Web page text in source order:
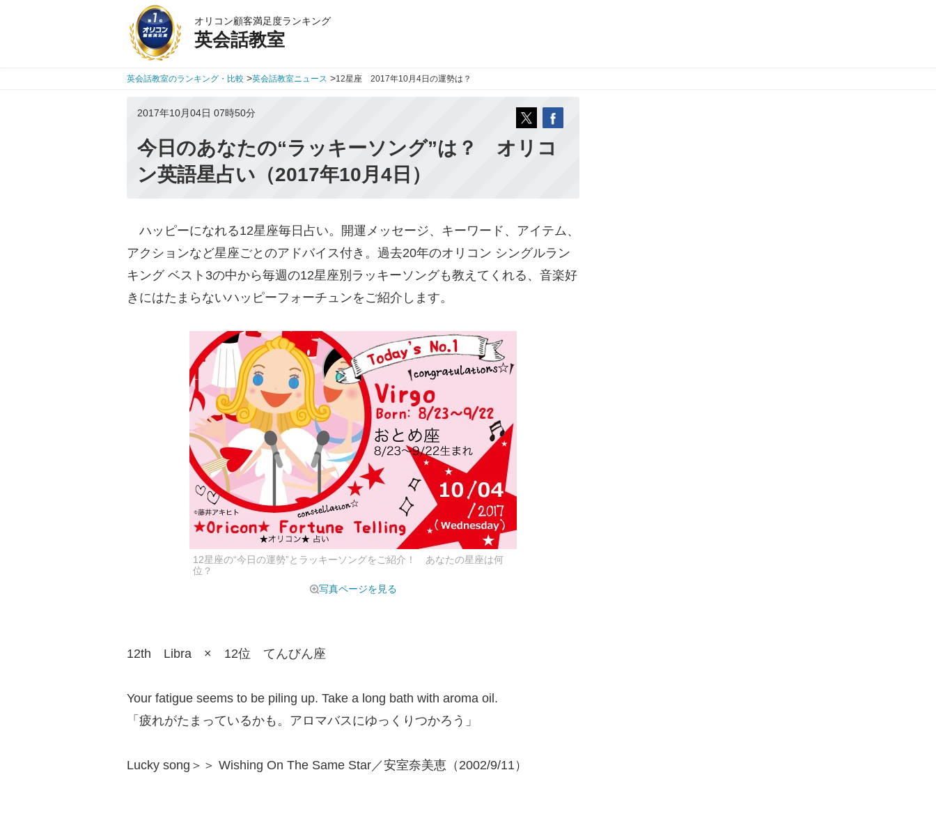
オリコン顧客満足度ランキング
英会話教室
英会話教室のランキング・比較 >英会話教室ニュース >12星座 2017年10月4日の運勢は？
2017年10月04日 07時50分
今日のあなたの“ラッキーソング”は？ オリコ
ン英語星占い（2017年10月4日）
ハッピーになれる12星座毎日占い。開運メッセージ、キーワード、アイテム、
アクションなど星座ごとのアドバイス付き。過去20年のオリコン シングルラン
キング ベスト3の中から毎週の12星座別ラッキーソングも教えてくれる、音楽好
きにはたまらないハッピーフォーチュンをご紹介します。
12星座の“今日の運勢”とラッキーソングをご紹介！ あなたの星座は何
位？
写真ページを見る
12th Libra × 12位 てんびん座
Your fatigue seems to be piling up. Take a long bath with aroma oil.
「疲れがたまっているかも。アロマバスにゆっくりつかろう」
Lucky song＞＞ Wishing On The Same Star／安室奈美恵（2002/9/11）